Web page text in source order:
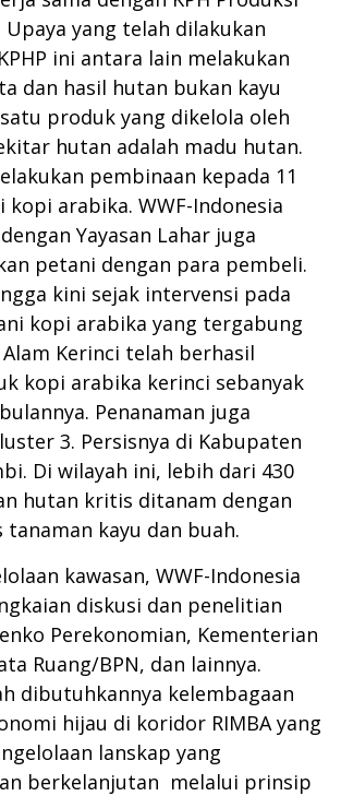
Upaya yang telah dilakukan
ini antara lain melakukan
dan hasil hutan bukan kayu
satu produk yang dikelola oleh
hutan adalah madu hutan.
pembinaan kepada 11
arabika. WWF-Indonesia
Yayasan Lahar juga
petani dengan para pembeli.
kini sejak intervensi pada
kopi arabika yang tergabung
Kerinci telah berhasil
kopi arabika kerinci sebanyak
Penanaman juga
3. Persisnya di Kabupaten
Di wilayah ini, lebih dari 430
hutan kritis ditanam dengan
tanaman kayu dan buah.
kawasan, WWF-Indonesia
diskusi dan penelitian
Perekonomian, Kementerian
Ruang/BPN, dan lainnya.
dibutuhkannya kelembagaan
hijau di koridor RIMBA yang
lanskap yang
berkelanjutan melalui prinsip